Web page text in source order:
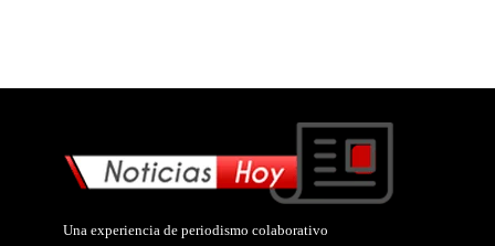
Una experiencia de periodismo colaborativo